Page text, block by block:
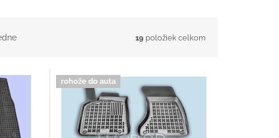
19 položiek celkom
rohože do auta